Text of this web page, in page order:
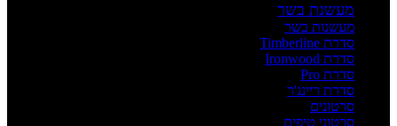
מעשנת בשר
מעשנות בשר
סדרת Timberline
סדרת Ironwood
סדרת Pro
סדרת ריינג'ר
סרטונים
סרטוני טיפים